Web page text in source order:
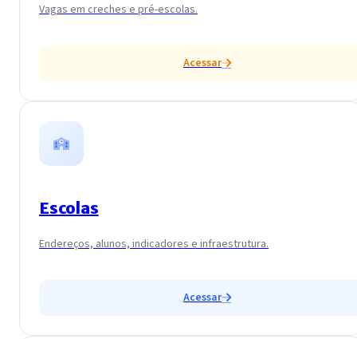
Vagas em creches e pré-escolas.
Acessar
Escolas
Endereços, alunos, indicadores e infraestrutura.
Acessar